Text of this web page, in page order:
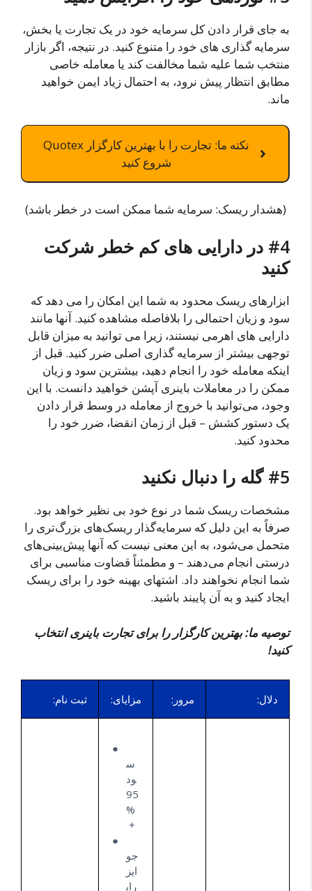
به جای قرار دادن کل سرمایه خود در یک تجارت یا بخش،
سرمایه گذاری های خود را متنوع کنید. در نتیجه، اگر بازار
منتخب شما علیه شما مخالفت کند یا معامله خاصی
مطابق انتظار پیش نرود، به احتمال زیاد ایمن خواهید
ماند.
نکته ما: تجارت را با بهترین کارگزار Quotex
شروع کنید
(هشدار ریسک: سرمایه شما ممکن است در خطر باشد)
#4 در دارایی های کم خطر شرکت
کنید
ابزارهای ریسک محدود به شما این امکان را می دهد که
سود و زیان احتمالی را بلافاصله مشاهده کنید. آنها مانند
دارایی های اهرمی نیستند، زیرا می توانید به میزان قابل
توجهی بیشتر از سرمایه گذاری اصلی ضرر کنید. قبل از
اینکه معامله خود را انجام دهید، بیشترین سود و زیان
ممکن را در معاملات باینری آپشن خواهید دانست. با این
وجود، می‌توانید با خروج از معامله در وسط قرار دادن
یک دستور کشش – قبل از زمان انقضا، ضرر خود را
محدود کنید.
#5 گله را دنبال نکنید
مشخصات ریسک شما در نوع خود بی نظیر خواهد بود.
صرفاً به این دلیل که سرمایه‌گذار ریسک‌های بزرگ‌تری را
متحمل می‌شود، به این معنی نیست که آنها پیش‌بینی‌های
درستی انجام می‌دهند – و مطمئناً قضاوت مناسبی برای
شما انجام نخواهند داد. اشتهای بهینه خود را برای ریسک
ایجاد کنید و به آن پایبند باشید.
توصیه ما: بهترین کارگزار را برای تجارت باینری انتخاب
کنید!
دلال: مرور: مزایای: ثبت نام:
س
ود
95
%
+
جو
ایز
رای